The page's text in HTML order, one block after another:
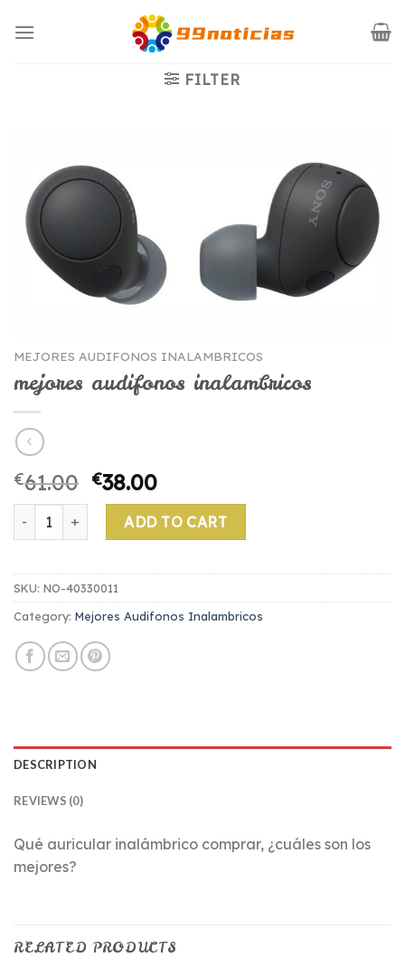
FILTER
MEJORES AUDIFONOS INALAMBRICOS
mejores audifonos inalambricos
€61.00 €38.00
mejores audifonos inalambricos quantity
ADD TO CART
SKU: NO-40330011
Category: Mejores Audifonos Inalambricos
DESCRIPTION
REVIEWS (0)
Qué auricular inalámbrico comprar, ¿cuáles son los
mejores?
RELATED PRODUCTS